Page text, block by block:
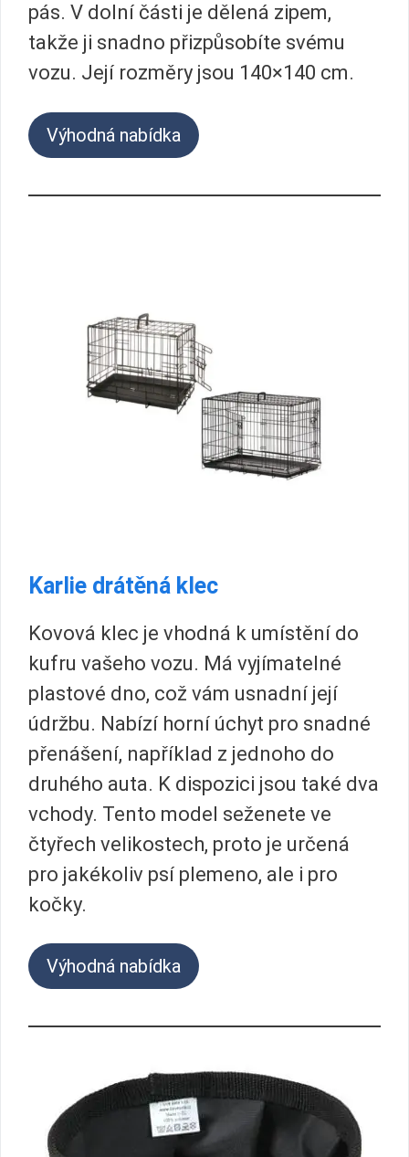
pás. V dolní části je dělená zipem,
takže ji snadno přizpůsobíte svému
vozu. Její rozměry jsou 140×140 cm.
Výhodná nabídka
Karlie drátěná klec
Kovová klec je vhodná k umístění do
kufru vašeho vozu. Má vyjímatelné
plastové dno, což vám usnadní její
údržbu. Nabízí horní úchyt pro snadné
přenášení, například z jednoho do
druhého auta. K dispozici jsou také dva
vchody. Tento model seženete ve
čtyřech velikostech, proto je určená
pro jakékoliv psí plemeno, ale i pro
kočky.
Výhodná nabídka